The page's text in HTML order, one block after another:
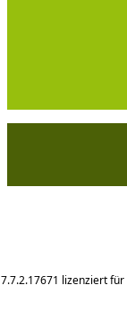
7.7.2.17671 lizenziert für